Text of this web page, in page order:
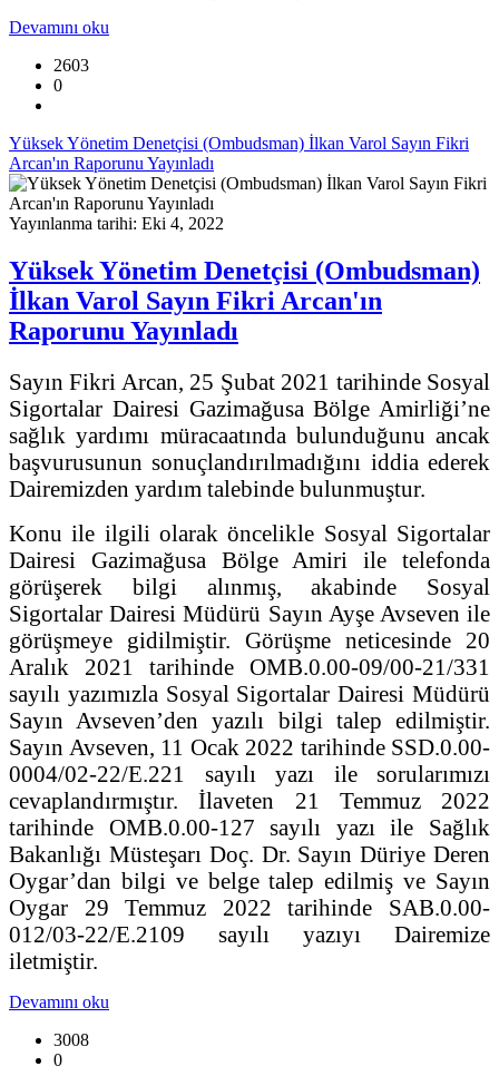
Devamını oku
2603
0
Yüksek Yönetim Denetçisi (Ombudsman) İlkan Varol Sayın Fikri
Arcan'ın Raporunu Yayınladı
Yayınlanma tarihi: Eki 4, 2022
Yüksek Yönetim Denetçisi (Ombudsman)
İlkan Varol Sayın Fikri Arcan'ın
Raporunu Yayınladı
Sayın Fikri Arcan, 25 Şubat 2021 tarihinde Sosyal
Sigortalar Dairesi Gazimağusa Bölge Amirliği’ne
sağlık yardımı müracaatında bulunduğunu ancak
başvurusunun sonuçlandırılmadığını iddia ederek
Dairemizden yardım talebinde bulunmuştur.
Konu ile ilgili olarak öncelikle Sosyal Sigortalar
Dairesi Gazimağusa Bölge Amiri ile telefonda
görüşerek bilgi alınmış, akabinde Sosyal
Sigortalar Dairesi Müdürü Sayın Ayşe Avseven ile
görüşmeye gidilmiştir. Görüşme neticesinde 20
Aralık 2021 tarihinde OMB.0.00-09/00-21/331
sayılı yazımızla Sosyal Sigortalar Dairesi Müdürü
Sayın Avseven’den yazılı bilgi talep edilmiştir.
Sayın Avseven, 11 Ocak 2022 tarihinde SSD.0.00-
0004/02-22/E.221 sayılı yazı ile sorularımızı
cevaplandırmıştır. İlaveten 21 Temmuz 2022
tarihinde OMB.0.00-127 sayılı yazı ile Sağlık
Bakanlığı Müsteşarı Doç. Dr. Sayın Düriye Deren
Oygar’dan bilgi ve belge talep edilmiş ve Sayın
Oygar 29 Temmuz 2022 tarihinde SAB.0.00-
012/03-22/E.2109 sayılı yazıyı Dairemize
iletmiştir.
Devamını oku
3008
0